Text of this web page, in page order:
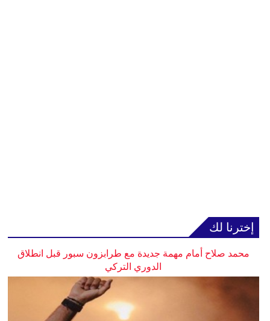
إخترنا لك
محمد صلاح أمام مهمة جديدة مع طرابزون سبور قبل انطلاق
الدوري التركي